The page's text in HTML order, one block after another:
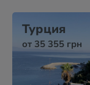
Турция
от 35 355 грн